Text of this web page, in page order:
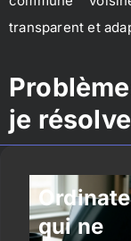
transparent et
je résolve
qui ne